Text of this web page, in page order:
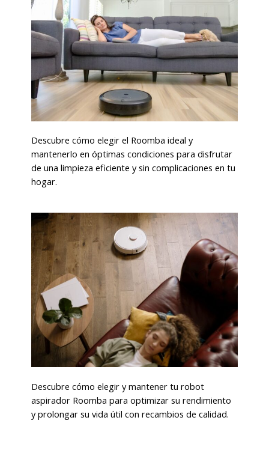
Descubre cómo elegir el Roomba ideal y
mantenerlo en óptimas condiciones para disfrutar
de una limpieza eficiente y sin complicaciones en tu
hogar.
Descubre cómo elegir y mantener tu robot
aspirador Roomba para optimizar su rendimiento
y prolongar su vida útil con recambios de calidad.